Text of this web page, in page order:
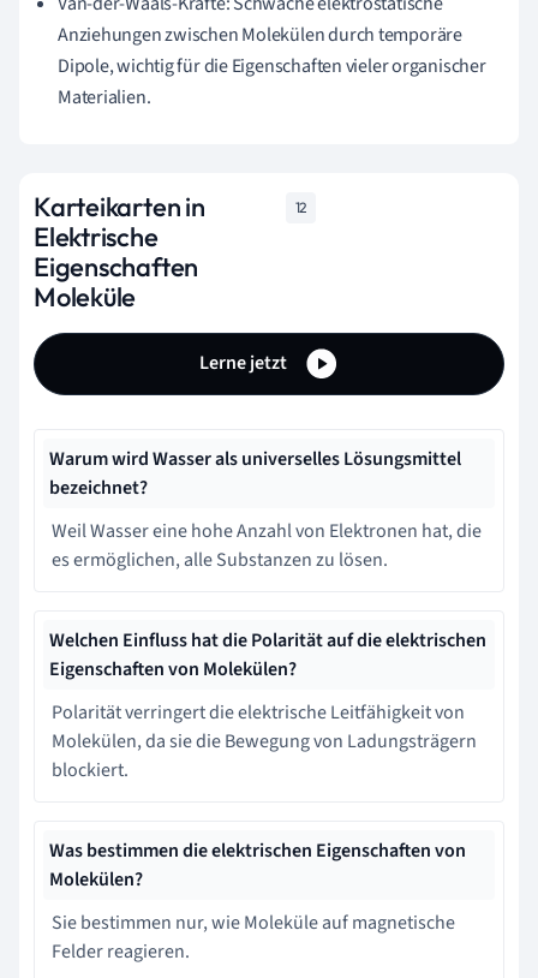
Anziehungen zwischen Molekülen durch temporäre
Dipole, wichtig für die Eigenschaften vieler organischer
Materialien.
Karteikarten in
Elektrische
Eigenschaften
Moleküle
12
Lerne jetzt
Warum wird Wasser als universelles Lösungsmittel
bezeichnet?
Weil Wasser eine hohe Anzahl von Elektronen hat, die
es ermöglichen, alle Substanzen zu lösen.
Welchen Einfluss hat die Polarität auf die elektrischen
Eigenschaften von Molekülen?
Polarität verringert die elektrische Leitfähigkeit von
Molekülen, da sie die Bewegung von Ladungsträgern
blockiert.
Was bestimmen die elektrischen Eigenschaften von
Molekülen?
Sie bestimmen nur, wie Moleküle auf magnetische
Felder reagieren.